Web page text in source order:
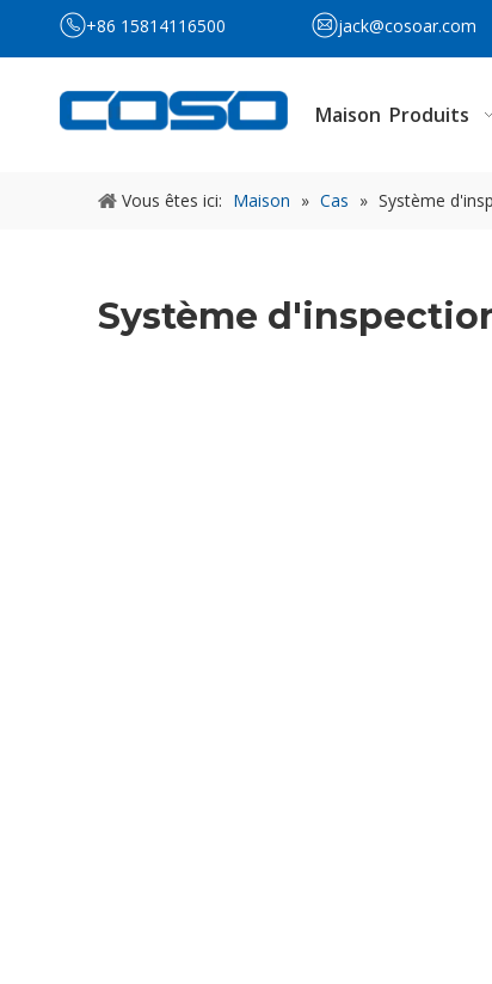
+86 15814116500 jack@cosoar.com
Maison Produits
Vous êtes ici: Maison » Cas » Système
Système